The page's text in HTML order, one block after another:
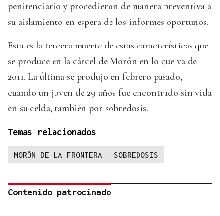
penitenciario y procedieron de manera preventiva a
su aislamiento en espera de los informes oportunos.
Esta es la tercera muerte de estas características que
se produce en la cárcel de Morón en lo que va de
2011. La última se produjo en febrero pasado,
cuando un joven de 29 años fue encontrado sin vida
en su celda, también por sobredosis.
Temas relacionados
MORÓN DE LA FRONTERA SOBREDOSIS
Contenido patrocinado